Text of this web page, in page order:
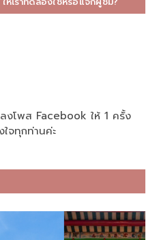
งโพส Facebook ให้ 1 ครั้ง
จทุกท่านค่ะ